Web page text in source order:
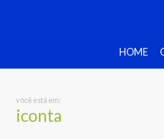
HOME
você está em:
iconta